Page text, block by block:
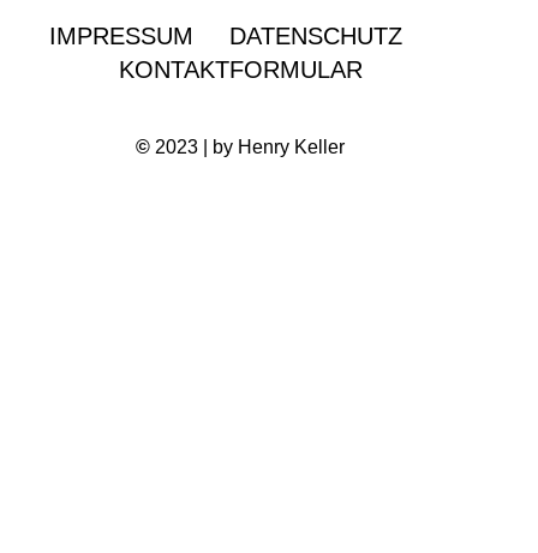
IMPRESSUM
DATENSCHUTZ
KONTAKTFORMULAR
© 2023 | by Henry Keller